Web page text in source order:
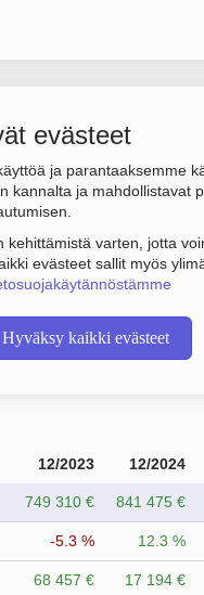
evästeet
ja parantaaksemme
kannalta ja mahdollistavat
varten, jotta
evästeet sallit myös
Hyväksy kaikki evästeet
ja nuorten
12/2023 12/2024
749 310 € 841 475 €
-5.3 % 12.3 %
68 457 € 17 194 €